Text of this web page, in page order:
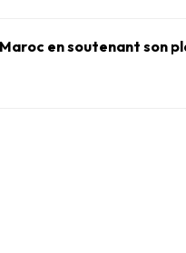
en soutenant son